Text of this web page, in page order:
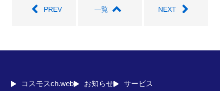
PREV 一覧 NEXT
コスモスch.web お知らせ サービス